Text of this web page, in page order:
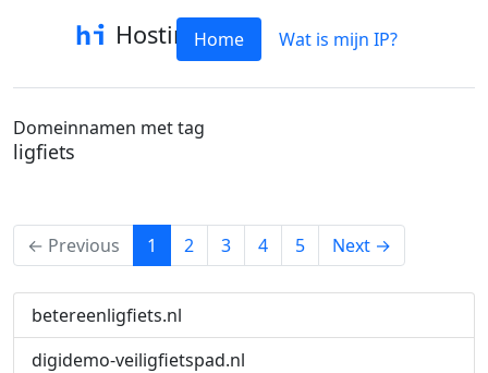
HostinfoHome Wat is mijn IP?
Domeinnamen met tag
ligfiets
← Previous 1 (current)
2 3 4 5 Next →
betereenligfiets.nl
digidemo-veiligfietspad.nl